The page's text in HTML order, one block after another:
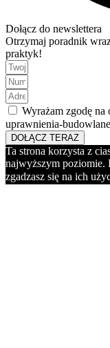
Dołącz do newslettera
Otrzymaj poradnik
praktyk!
Wyrażam zgodę
uprawnienia-
DOŁĄCZ TERAZ
Ta strona korzysta z
najwyższym poziomie.
zgadzasz się na ich